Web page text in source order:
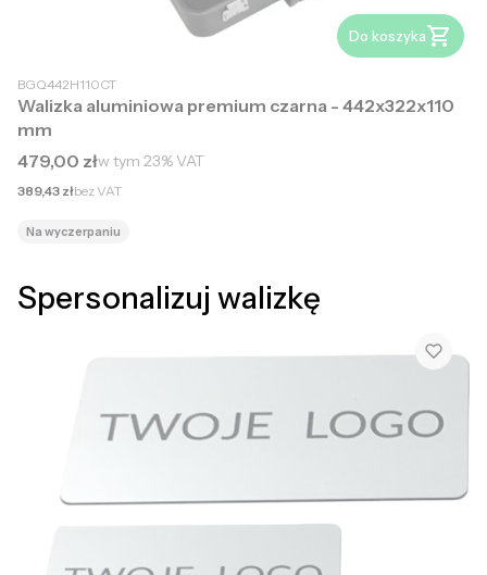
Do koszyka
BGQ442H110CT
Walizka aluminiowa premium czarna - 442x322x110
mm
Cena brutto
479,00 złw tym 23%VAT
Cena netto
389,43 złbez VAT
Na wyczerpaniu
Spersonalizuj walizkę